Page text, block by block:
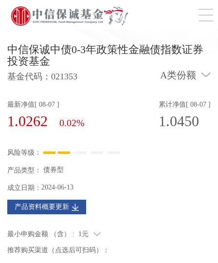
切
中信保诚中债0-3年政策性金融债指数证券
投资基金
A类份额
基金代码： 021353
最新净值[ 08-07 ]
1.0262 0.02%
累计净值[ 08-07 ]
1.0450
风险等级：
产品类型： 债券型
成立日期： 2024-06-13
产品资料概要更新
最小申购金额 （含） : 1元
推荐购买渠道（点选后可扫码）：